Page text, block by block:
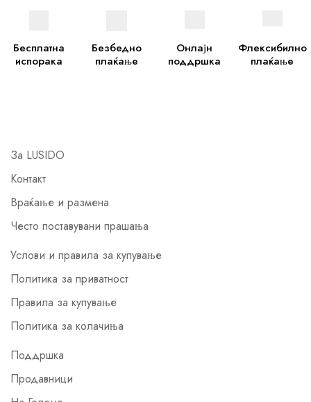
Бесплатна
испорака
Безбедно
плаќање
Онлајн
поддршка
Флексибилно
плаќање
За LUSIDO
Контакт
Враќање и размена
Често поставувани прашања
Услови и правила за купување
Политика за приватност
Правила за купување
Политика за колачиња
Поддршка
Продавници